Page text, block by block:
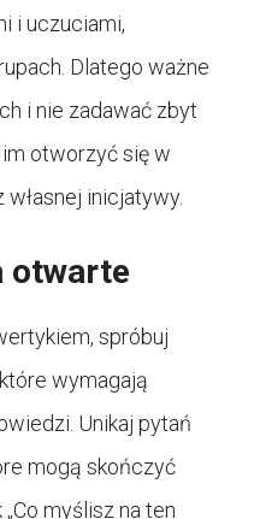
i uczuciami,
Dlatego ważne
i nie zadawać zbyt
otworzyć się w
inicjatywy.
otwarte
spróbuj
wymagają
Unikaj pytań
mogą skończyć
myślisz na ten